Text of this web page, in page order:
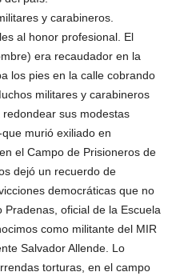
y carabineros.
al honor profesional. El
era recaudador en la
los pies en la calle cobrando
militares y carabineros
sus modestas
murió exiliado en
el Campo de Prisioneros de
dejó un recuerdo de
democráticas que no
oficial de la Escuela
como militante del MIR
Salvador Allende. Lo
torturas, en el campo